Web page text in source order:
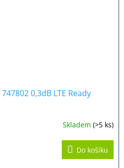
0,3dB LTE Ready
Skladem (>5 ks)
Do košíku